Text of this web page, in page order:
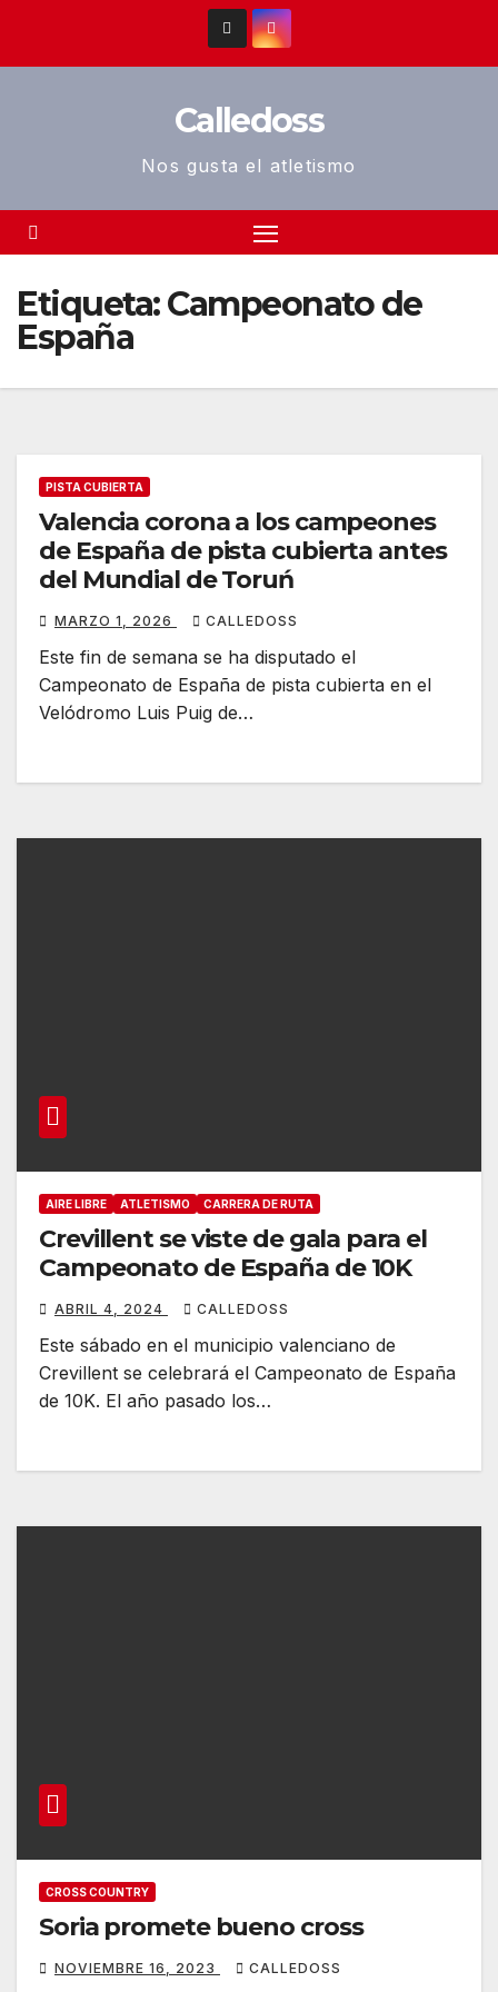
Calledoss
Nos gusta el atletismo
Etiqueta:Campeonato de
España
PISTA CUBIERTA
Valencia corona a los campeones
de España de pista cubierta antes
del Mundial de Toruń
MARZO 1, 2026 CALLEDOSS
Este fin de semana se ha disputado el
Campeonato de España de pista cubierta en el
Velódromo Luis Puig de…
AIRE LIBRE ATLETISMO CARRERA DE RUTA
Crevillent se viste de gala para el
Campeonato de España de 10K
ABRIL 4, 2024 CALLEDOSS
Este sábado en el municipio valenciano de
Crevillent se celebrará el Campeonato de España
de 10K. El año pasado los…
CROSS COUNTRY
Soria promete bueno cross
NOVIEMBRE 16, 2023 CALLEDOSS